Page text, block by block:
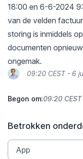
18:00 en 6-6-2024
van de velden
storing is inmiddels
documenten
ongemak.
09:20 CEST - 6
Begon om:09:20
Betrokken
App